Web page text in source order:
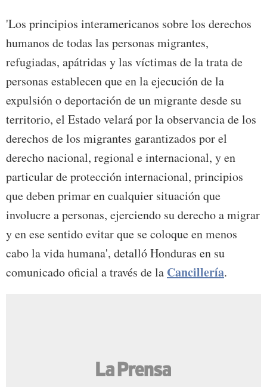
'Los principios interamericanos sobre los derechos
humanos de todas las personas migrantes,
refugiadas, apátridas y las víctimas de la trata de
personas establecen que en la ejecución de la
expulsión o deportación de un migrante desde su
territorio, el Estado velará por la observancia de los
derechos de los migrantes garantizados por el
derecho nacional, regional e internacional, y en
particular de protección internacional, principios
que deben primar en cualquier situación que
involucre a personas, ejerciendo su derecho a migrar
y en ese sentido evitar que se coloque en menos
cabo la vida humana', detalló Honduras en su
comunicado oficial a través de la Cancillería.